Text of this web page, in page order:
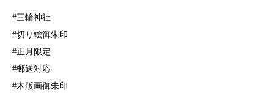
#三輪神社
#切り絵御朱印
#正月限定
#郵送対応
#木版画御朱印